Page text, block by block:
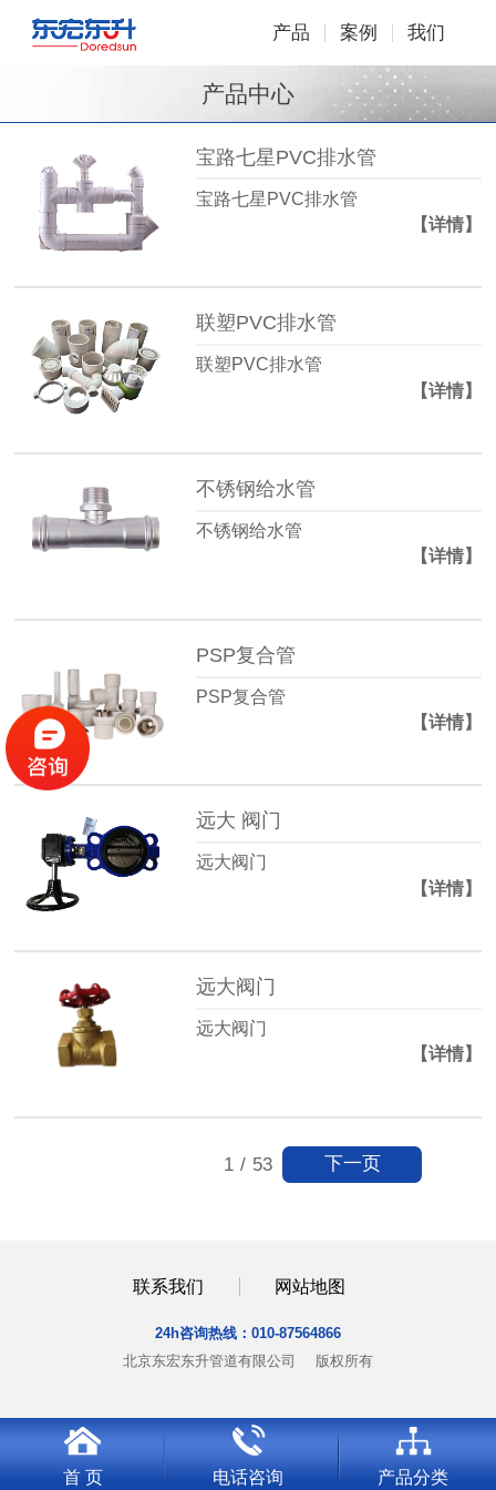
产品 案例 我们
产品中心
宝路七星PVC排水管
宝路七星PVC排水管
【详情】
联塑PVC排水管
联塑PVC排水管
【详情】
不锈钢给水管
不锈钢给水管
【详情】
PSP复合管
PSP复合管
【详情】
远大 阀门
远大阀门
【详情】
远大阀门
远大阀门
【详情】
1 / 53 下一页
联系我们 网站地图
24h咨询热线： 010-87564866
北京东宏东升管道有限公司
版权所有
首 页 电话咨询 产品分类